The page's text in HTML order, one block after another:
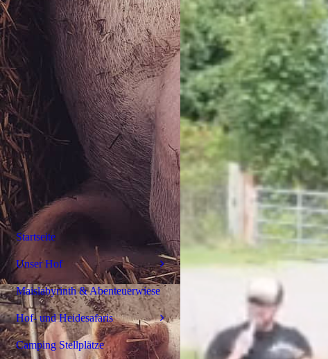
Startseite
Unser Hof
Maislabyrinth & Abenteuerwiese
Hof- und Heidesafaris
Camping Stellplätze